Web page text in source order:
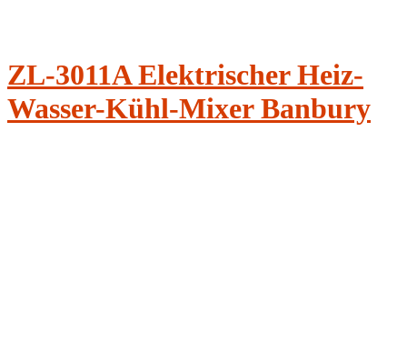
ZL-3011A Elektrischer Heiz-
Wasser-Kühl-Mixer Banbury